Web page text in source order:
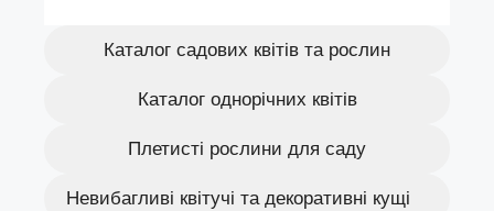
Каталог садових квітів та рослин
Каталог однорічних квітів
Плетисті рослини для саду
Невибагливі квітучі та декоративні кущі